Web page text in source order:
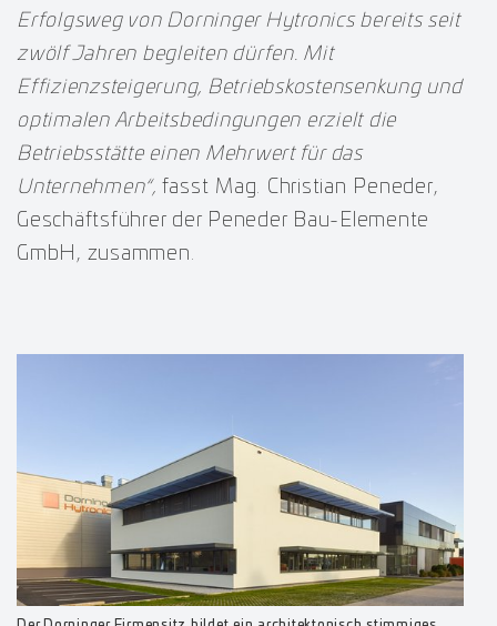
Erfolgsweg von Dorninger Hytronics bereits seit
zwölf Jahren begleiten dürfen. Mit
Effizienzsteigerung, Betriebskostensenkung und
optimalen Arbeitsbedingungen erzielt die
Betriebsstätte einen Mehrwert für das
Unternehmen“, fasst Mag. Christian Peneder,
Geschäftsführer der Peneder Bau-Elemente
GmbH, zusammen.